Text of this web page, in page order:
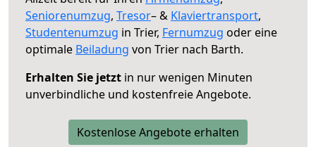
Seniorenumzug, Tresor– & Klaviertransport,
Studentenumzug in Trier, Fernumzug oder eine
optimale Beiladung von Trier nach Barth.
Erhalten Sie jetzt in nur wenigen Minuten
unverbindliche und kostenfreie Angebote.
Kostenlose Angebote erhalten